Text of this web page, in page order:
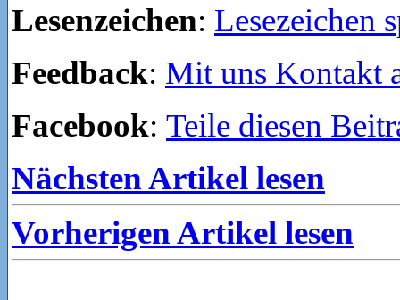
Lesenzeichen: Lesezeichen
Feedback: Mit uns Kontakt
Facebook: Teile diesen
Nächsten Artikel lesen
Vorherigen Artikel lesen